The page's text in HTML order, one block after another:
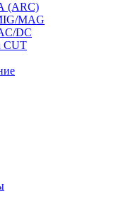
(ARC)
MAG
DC
CUT